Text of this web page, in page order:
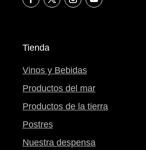
Tienda
Vinos y Bebidas
Productos del mar
Productos de la tierra
Postres
Nuestra despensa